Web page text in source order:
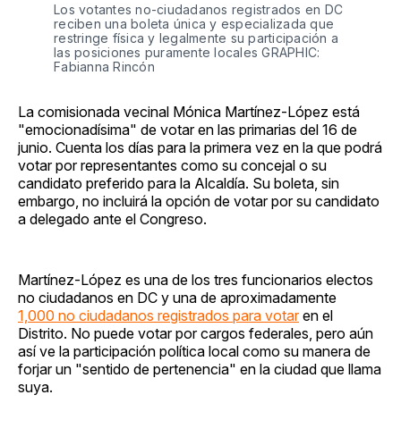
Los votantes no-ciudadanos registrados en DC
reciben una boleta única y especializada que
restringe física y legalmente su participación a
las posiciones puramente locales GRAPHIC:
Fabianna Rincón
La comisionada vecinal Mónica Martínez-López está
"emocionadísima" de votar en las primarias del 16 de
junio. Cuenta los días para la primera vez en la que podrá
votar por representantes como su concejal o su
candidato preferido para la Alcaldía. Su boleta, sin
embargo, no incluirá la opción de votar por su candidato
a delegado ante el Congreso.
Martínez-López es una de los tres funcionarios electos
no ciudadanos en DC y una de aproximadamente
1,000 no ciudadanos registrados para votaren el
Distrito. No puede votar por cargos federales, pero aún
así ve la participación política local como su manera de
forjar un "sentido de pertenencia" en la ciudad que llama
suya.